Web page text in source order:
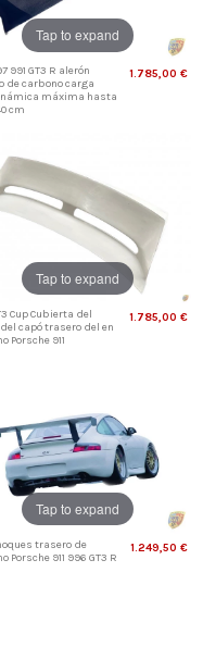
Tap to expand
991 GT3 R alerón
de carbono carga
máxima hasta
cm
1.785,00 €
Tap to expand
Cup Cubierta del
capó trasero del en
Porsche 911
1.785,00 €
Tap to expand
trasero de
Porsche 911 996 GT3 R
1.249,50 €